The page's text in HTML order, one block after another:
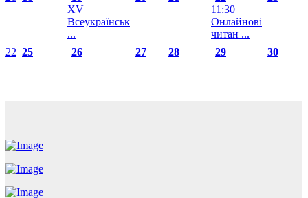
XV
Всеукраїнськ
...
11:30
Онлайнові
читан ...
22 25 26 27 28 29 30